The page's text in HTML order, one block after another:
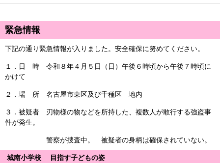
緊急情報
下記の通り緊急情報が入りました。安全確保に努めてください。
１．日 時 令和８年４月５日（日）午後６時頃から午後７時頃に
かけて
２．場 所 名古屋市東区及び千種区 地内
３．被疑者 刃物様の物などを所持した、複数人が敢行する強盗事
件が発生。
警察が捜査中。 被疑者の身柄は確保されていない。
城南小学校 目指す子どもの姿